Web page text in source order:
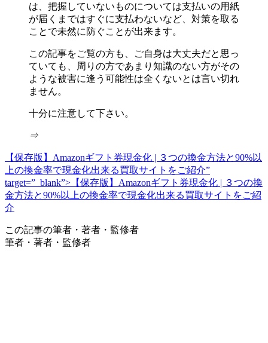
は、把握していないものについては支払いの用紙
が届くまではすぐに支払わないなど、対策を取る
ことで未然に防ぐことが出来ます。
この記事をご覧の方も、ご自身は大丈夫だと思っ
ていても、周りの方であまり知識のない方がその
ような被害に逢う可能性は全くないとは言い切れ
ません。
十分に注意して下さい。
⇒
【保存版】Amazonギフト券現金化 | ３つの換金方法と90%以
上の換金率で現金化出来る買取サイトをご紹介”
target=”_blank”>【保存版】Amazonギフト券現金化 | ３つの換
金方法と90%以上の換金率で現金化出来る買取サイトをご紹
介
この記事の筆者・著者・監修者
筆者・著者・監修者